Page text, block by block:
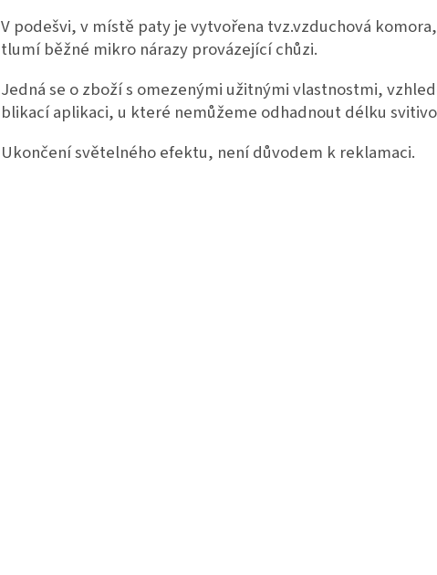
V podešvi, v místě paty je vytvořena tvz.vzduchová
tlumí běžné mikro nárazy provázející chůzi.
Jedná se o zboží s omezenými užitnými vlastnostmi,
blikací aplikaci, u které nemůžeme odhadnout délku
Ukončení světelného efektu, není důvodem k reklamaci.